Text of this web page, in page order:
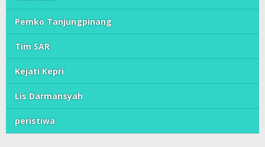
Pemko Tanjungpinang
Tim SAR
Kejati Kepri
Lis Darmansyah
peristiwa